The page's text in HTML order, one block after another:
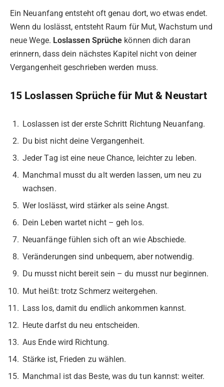
Ein Neuanfang entsteht oft genau dort, wo etwas endet.
Wenn du loslässt, entsteht Raum für Mut, Wachstum und
neue Wege. Loslassen Sprüche können dich daran
erinnern, dass dein nächstes Kapitel nicht von deiner
Vergangenheit geschrieben werden muss.
15 Loslassen Sprüche für Mut & Neustart
Loslassen ist der erste Schritt Richtung Neuanfang.
Du bist nicht deine Vergangenheit.
Jeder Tag ist eine neue Chance, leichter zu leben.
Manchmal musst du alt werden lassen, um neu zu
wachsen.
Wer loslässt, wird stärker als seine Angst.
Dein Leben wartet nicht – geh los.
Neuanfänge fühlen sich oft an wie Abschiede.
Veränderungen sind unbequem, aber notwendig.
Du musst nicht bereit sein – du musst nur beginnen.
Mut heißt: trotz Schmerz weitergehen.
Lass los, damit du endlich ankommen kannst.
Heute darfst du neu entscheiden.
Aus Ende wird Richtung.
Stärke ist, Frieden zu wählen.
Manchmal ist das Beste, was du tun kannst: weiter.